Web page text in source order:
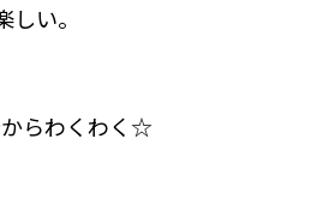
い。
らわくわく☆